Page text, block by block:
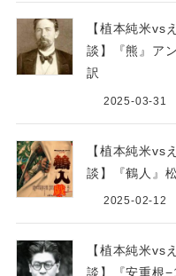
【植本純米vs
談】『熊』ア
訳
2025-03-31
【植本純米vs
談】『鶴人』
2025-02-12
【植本純米vs
談】『安重根